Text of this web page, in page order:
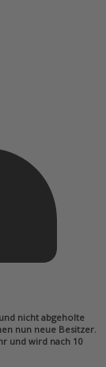
nicht abgeholte
nun neue Besitzer.
und wird nach 10